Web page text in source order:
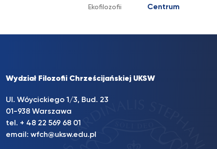
Ekofilozofii
Centrum
Wydział Filozofii Chrześcijańskiej UKSW
Ul. Wóycickiego 1/3, Bud. 23
01-938 Warszawa
tel. + 48 22 569 68 01
email: wfch@uksw.edu.pl